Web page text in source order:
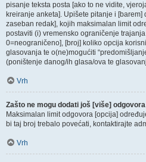
pisanje teksta posta [ako to ne vidite,
kreiranje anketa]. Upišete pitanje i
zaseban redak], kojih maksimalan limit
postaviti (i) vremensko ograničenje
0=neograničeno], [broj] koliko opcija
glasovanja te o(ne)mogućiti
(poništenje danog/ih glasa/ova te
Vrh
Zašto ne mogu dodati još [više]
Maksimalan limit odgovora [opcija]
bi taj broj trebalo povećati, kontaktirajte
Vrh